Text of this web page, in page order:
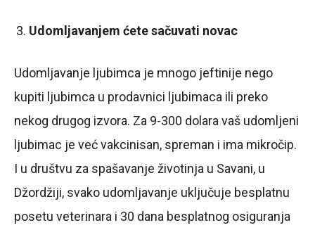
Udomljavanjem ćete sačuvati novac
Udomljavanje ljubimca je mnogo jeftinije nego
kupiti ljubimca u prodavnici ljubimaca ili preko
nekog drugog izvora. Za 9-300 dolara vaš udomljeni
ljubimac je već vakcinisan, spreman i ima mikročip.
I u društvu za spašavanje životinja u Savani, u
Džordžiji, svako udomljavanje uključuje besplatnu
posetu veterinara i 30 dana besplatnog osiguranja